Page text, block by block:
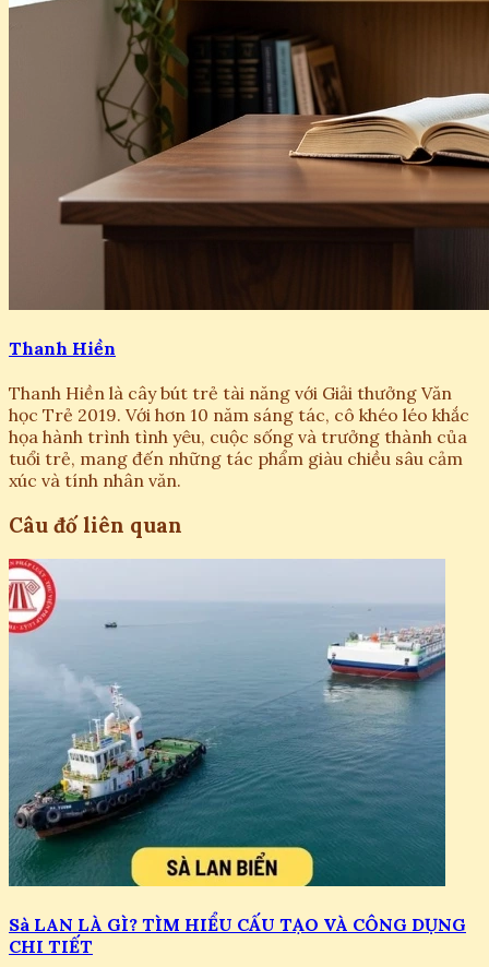
Thanh Hiền
Thanh Hiền là cây bút trẻ tài năng với Giải thưởng Văn
học Trẻ 2019. Với hơn 10 năm sáng tác, cô khéo léo khắc
họa hành trình tình yêu, cuộc sống và trưởng thành của
tuổi trẻ, mang đến những tác phẩm giàu chiều sâu cảm
xúc và tính nhân văn.
Câu đố liên quan
Sà LAN LÀ GÌ? TÌM HIỂU CẤU TẠO VÀ CÔNG DỤNG
CHI TIẾT